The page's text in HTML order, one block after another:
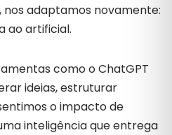
nos adaptamos novamente:
aoartificial.
comooChatGPT
ideias,estruturar
oimpactode
inteligênciaqueentrega